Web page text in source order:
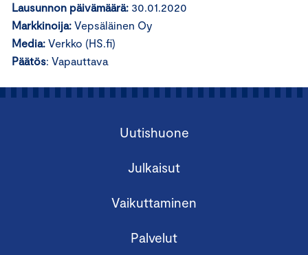
Lausunnon päivämäärä: 30.01.2020
Markkinoija: Vepsäläinen Oy
Media: Verkko (HS.fi)
Päätös: Vapauttava
Uutishuone
Julkaisut
Vaikuttaminen
Palvelut